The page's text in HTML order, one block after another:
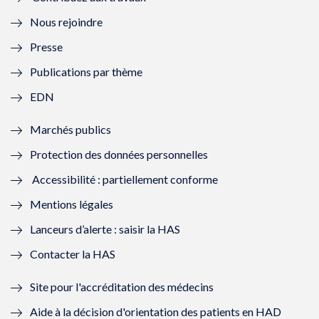
l
f
n
ê
t
r
e
)
e
n
ê
r
)
ê
t
e
ê
)
Nous rejoindre
Presse
Publications par thème
EDN
Marchés publics
Protection des données personnelles
Accessibilité : partiellement conforme
Mentions légales
Lanceurs d’alerte : saisir la HAS
Contacter la HAS
Site pour l'accréditation des médecins
Aide à la décision d'orientation des patients en HAD